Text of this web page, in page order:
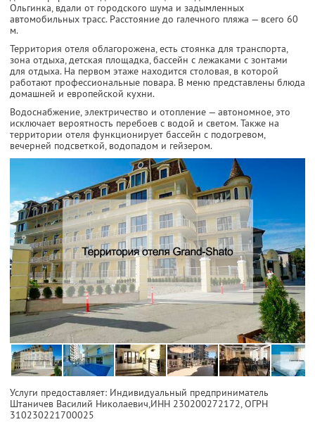
Ольгинка, вдали от городского шума и задымленных
автомобильных трасс. Расстояние до галечного пляжа — всего 60
м.
Территория отеля облагорожена, есть стоянка для транспорта,
зона отдыха, детская площадка, бассейн с лежаками с зонтами
для отдыха. На первом этаже находится столовая, в которой
работают профессиональные повара. В меню представлены блюда
домашней и европейской кухни.
Водоснабжение, электричество и отопление — автономное, это
исключает вероятность перебоев с водой и светом. Также на
территории отеля функционирует бассейн с подогревом,
вечерней подсветкой, водопадом и гейзером.
Услуги предоставляет: Индивидуальный предприниматель
Штаничев Василий Николаевич,ИНН 230200272172, ОГРН
310230221700025